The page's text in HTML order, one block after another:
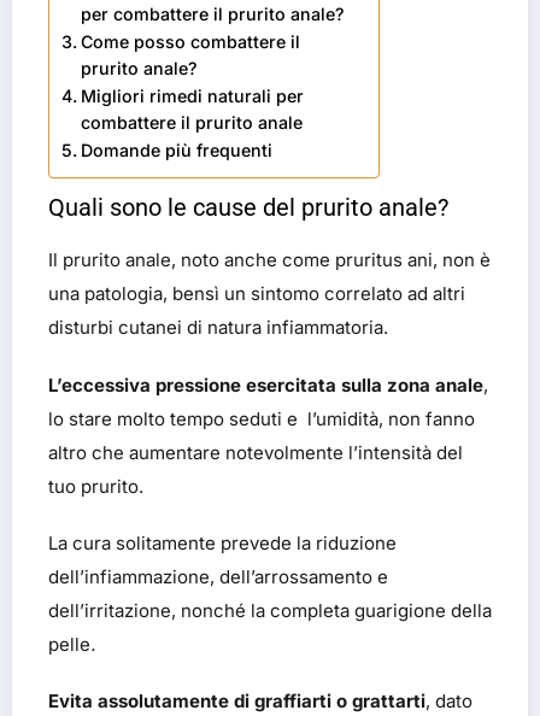
per combattere il prurito anale?
Come posso combattere il
prurito anale?
Migliori rimedi naturali per
combattere il prurito anale
Domande più frequenti
Quali sono le cause del prurito anale?
Il prurito anale, noto anche come pruritus ani, non è
una patologia, bensì un sintomo correlato ad altri
disturbi cutanei di natura infiammatoria.
L’eccessiva pressione esercitata sulla zona anale,
lo stare molto tempo seduti e l’umidità, non fanno
altro che aumentare notevolmente l’intensità del
tuo prurito.
La cura solitamente prevede la riduzione
dell’infiammazione, dell’arrossamento e
dell’irritazione, nonché la completa guarigione della
pelle.
Evita assolutamente di graffiarti o grattarti, dato